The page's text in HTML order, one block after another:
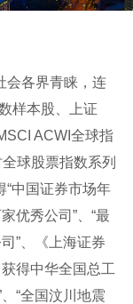
会各界青睐，连
样本股、上证
ACWI全球指
球股票指数系列
中国证券市场年
优秀公司”、“最
”、《上海证券
得中华全国总工
“全国汶川地震